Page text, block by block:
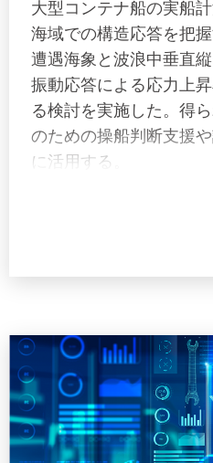
大型コンテナ船の実船
海域での構造応答を把
遭遇海象と波浪中垂直
振動応答による応力上
る検討を実施した。得
のための操船判断支援
に活用する。